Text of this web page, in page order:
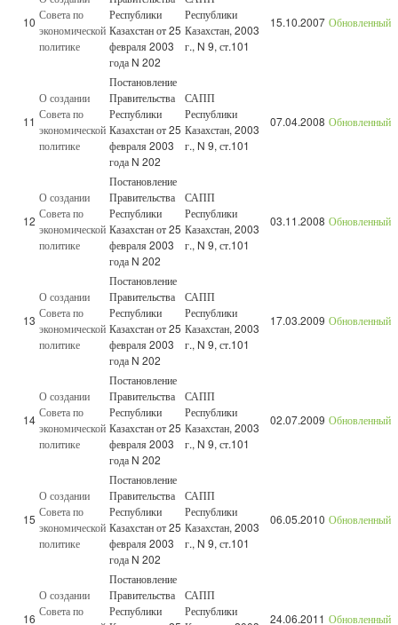
10
Совета по
экономической
политике
Республики
Казахстан от 25
февраля 2003
года N 202
Республики
Казахстан, 2003
г., N 9, ст.101
15.10.2007 Обновленный
11
О создании
Совета по
экономической
политике
Постановление
Правительства
Республики
Казахстан от 25
февраля 2003
года N 202
САПП
Республики
Казахстан, 2003
г., N 9, ст.101
07.04.2008 Обновленный
12
О создании
Совета по
экономической
политике
Постановление
Правительства
Республики
Казахстан от 25
февраля 2003
года N 202
САПП
Республики
Казахстан, 2003
г., N 9, ст.101
03.11.2008 Обновленный
13
О создании
Совета по
экономической
политике
Постановление
Правительства
Республики
Казахстан от 25
февраля 2003
года N 202
САПП
Республики
Казахстан, 2003
г., N 9, ст.101
17.03.2009 Обновленный
14
О создании
Совета по
экономической
политике
Постановление
Правительства
Республики
Казахстан от 25
февраля 2003
года N 202
САПП
Республики
Казахстан, 2003
г., N 9, ст.101
02.07.2009 Обновленный
15
О создании
Совета по
экономической
политике
Постановление
Правительства
Республики
Казахстан от 25
февраля 2003
года N 202
САПП
Республики
Казахстан, 2003
г., N 9, ст.101
06.05.2010 Обновленный
16
О создании
Совета по
Постановление
Правительства
Республики
САПП
Республики
24.06.2011 Обновленный